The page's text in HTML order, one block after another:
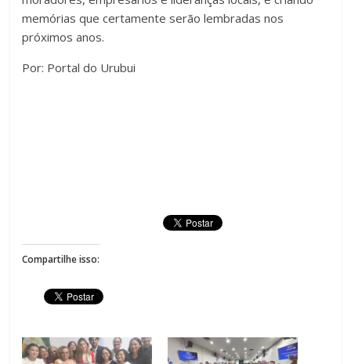
memórias que certamente serão lembradas nos
próximos anos.
Por: Portal do Urubui
Compartilhe isso: